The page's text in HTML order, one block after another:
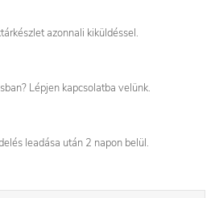
azonnali kiküldéssel.
Lépjen kapcsolatba velünk.
leadása után 2 napon belül.